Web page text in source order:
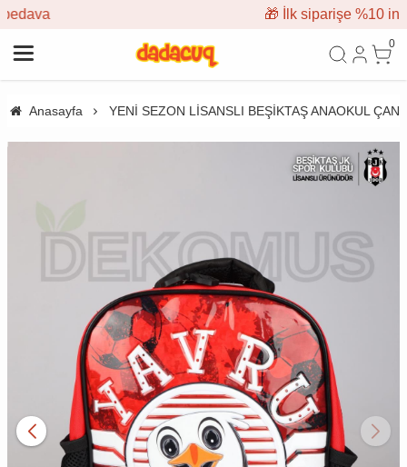
🎁 İlk siparişe %10 indirim
0
Anasayfa YENİ SEZON LİSANSLI BEŞİKTAŞ ANAOKUL